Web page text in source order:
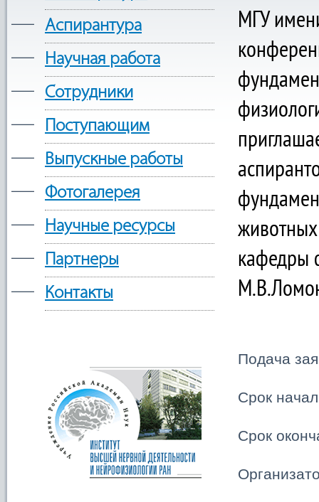
— Аспирантура
— Научная работа
— Сотрудники
— Поступающим
— Выпускные работы
— Фотогалерея
— Научные ресурсы
— Партнеры
— Контакты
МГУ
кафедры
Подача
Срок
Срок